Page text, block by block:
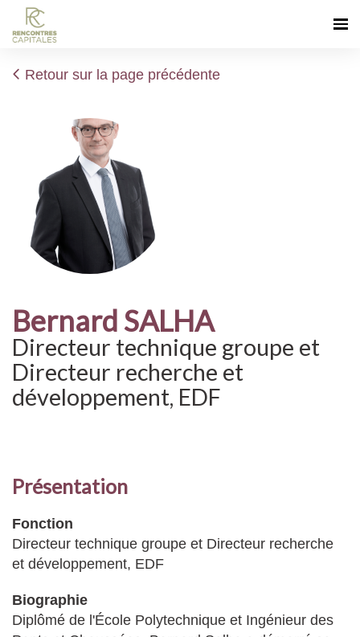
Retour sur la page précédente
Bernard SALHA
Directeur technique groupe et
Directeur recherche et
développement, EDF
Présentation
Fonction
Directeur technique groupe et Directeur recherche
et développement, EDF
Biographie
Diplômé de l'École Polytechnique et Ingénieur des